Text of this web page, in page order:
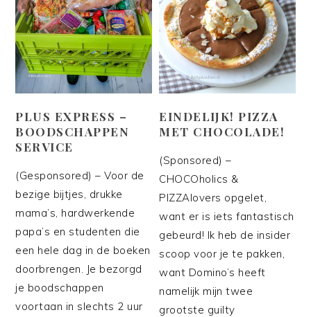
PLUS EXPRESS –
BOODSCHAPPEN
SERVICE
(Gesponsored) – Voor de
bezige bijtjes, drukke
mama’s, hardwerkende
papa’s en studenten die
een hele dag in de boeken
doorbrengen. Je bezorgd
je boodschappen
voortaan in slechts 2 uur
EINDELIJK! PIZZA
MET CHOCOLADE!
(Sponsored) –
CHOCOholics &
PIZZAlovers opgelet,
want er is iets fantastisch
gebeurd! Ik heb de insider
scoop voor je te pakken,
want Domino’s heeft
namelijk mijn twee
grootste guilty